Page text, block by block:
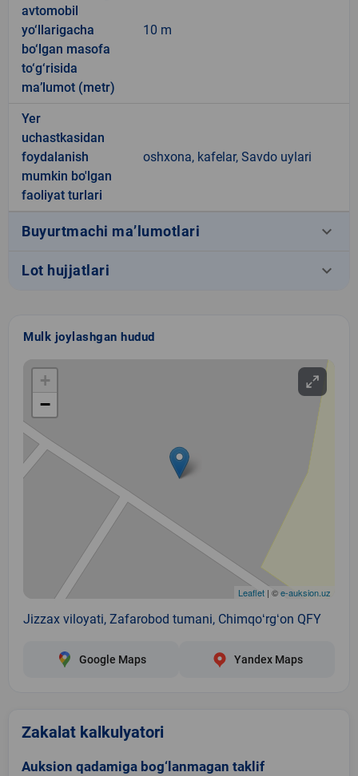
avtomobil
yo‘llarigacha
bo‘lgan masofa
to‘g‘risida
ma’lumot (metr)
10 m
Yer
uchastkasidan
foydalanish
mumkin bo'lgan
faoliyat turlari
oshxona, kafelar, Savdo uylari
Buyurtmachi ma’lumotlari keyboard_arrow_down
Lot hujjatlari keyboard_arrow_down
Mulk joylashgan hudud
+
−
Leaflet | ©e-auksion.uz
Jizzax viloyati, Zafarobod tumani, Chimqoʻrgʻon QFY
Google Maps Yandex Maps
Zakalat kalkulyatori
Auksion qadamiga bog‘lanmagan taklif